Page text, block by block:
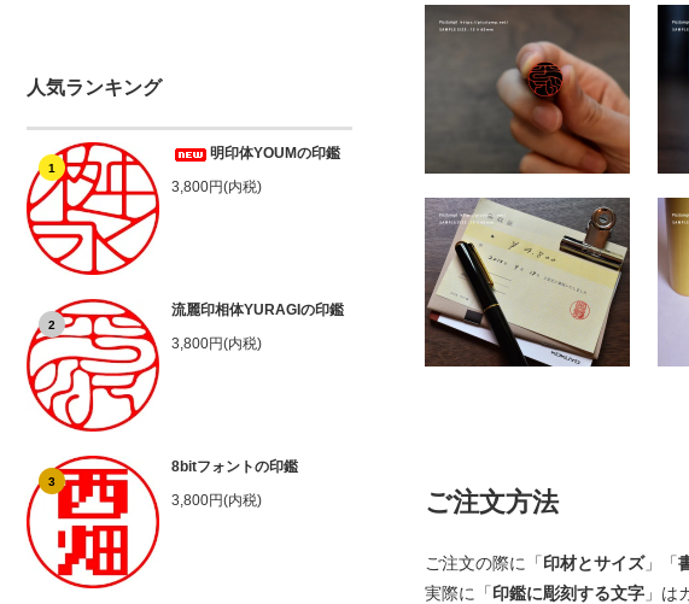
人気ランキング
1
明印体YOUMの印鑑
3,800円(内税)
2
流麗印相体YURAGIの印鑑
3,800円(内税)
3
8bitフォントの印鑑
3,800円(内税)
ご注文方法
ご注文の際に「印材とサイズ」「
実際に「印鑑に彫刻する文字 」は